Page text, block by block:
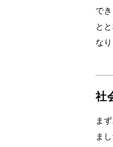
で
と
な
社
ま
ま